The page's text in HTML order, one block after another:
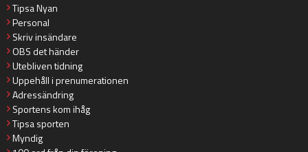
Tipsa Nyan
Personal
Skriv insändare
OBS det händer
Utebliven tidning
Uppehåll i prenumerationen
Adressändring
Sportens kom ihåg
Tipsa sporten
Myndig